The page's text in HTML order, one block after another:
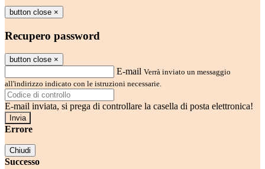
button close ×
Recupero password
button close ×
E-mail Verrà inviato un messaggio
all'indirizzo indicato con le istruzioni necessarie.
E-mail inviata, si prega di controllare la casella di posta elettronica!
Errore
Chiudi
Successo